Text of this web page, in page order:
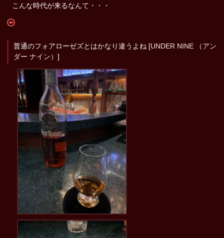
こんな時代が来るなんて・・・
普通のフォアローゼズとはかなり違うよね [UNDER NINE （アン
ダー ナイン）]